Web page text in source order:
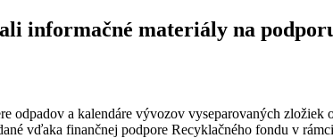
informačné materiály na
odpadov a kalendáre vývozov vyseparovaných
vďaka finančnej podpore Recyklačného fondu v